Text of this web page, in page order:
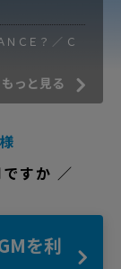
ＣＥ？ ／ Ｃ
もっと見る
すか ／
を利